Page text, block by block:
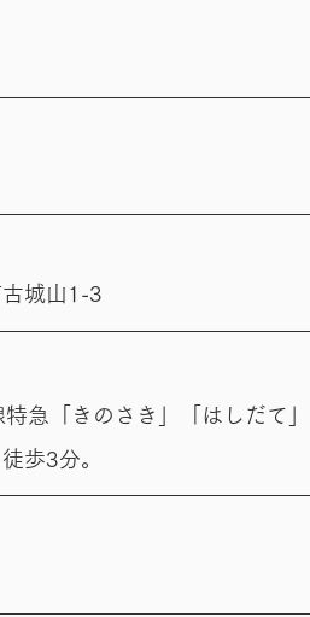
城山1-3
急「きのさき」「はしだて
歩3分。